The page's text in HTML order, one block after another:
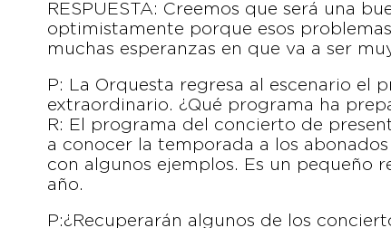
RESPUESTA: Creemos que será una
optimistamente porque esos
muchas esperanzas en que va a ser
P: La Orquesta regresa al escenario el
extraordinario. ¿Qué programa ha
R: El programa del concierto de
a conocer la temporada a los
con algunos ejemplos. Es un pequeño
año.
P:¿Recuperarán algunos de los